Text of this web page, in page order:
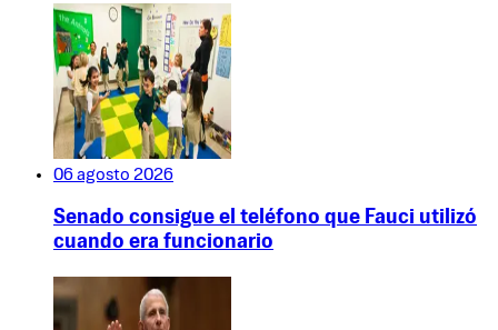
06 agosto 2026
Senado consigue el teléfono que Fauci utilizó
cuando era funcionario